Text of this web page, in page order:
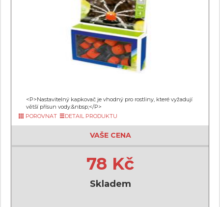
<P>Nastavitelný kapkovač je vhodný pro rostliny, které vyžadují
větší přísun vody.&nbsp;</P>
POROVNAT
DETAIL PRODUKTU
VAŠE CENA
78 Kč
Skladem